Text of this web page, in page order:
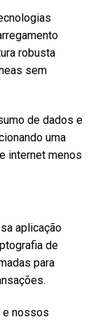
robusta
sem
de dados e
uma
internet menos
aplicação
de
para
e nossos